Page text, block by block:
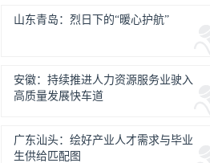
山东青岛：烈日下的“暖心护航”
安徽：持续推进人力资源服务业驶入
高质量发展快车道
广东汕头：绘好产业人才需求与毕业
生供给匹配图